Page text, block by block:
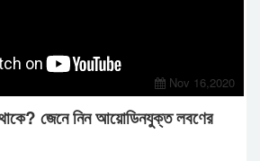
Nov 16,2020
জেনে নিন আয়োডিনযুক্ত লবণের